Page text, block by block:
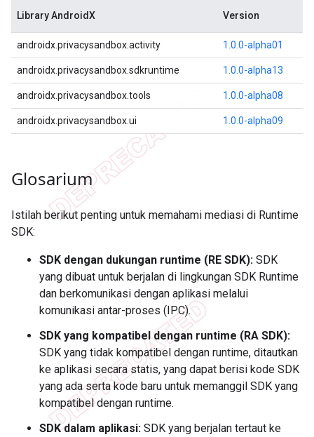
Library AndroidX Version
androidx.privacysandbox.activity 1.0.0-alpha01
androidx.privacysandbox.sdkruntime 1.0.0-alpha13
androidx.privacysandbox.tools 1.0.0-alpha08
androidx.privacysandbox.ui 1.0.0-alpha09
Glosarium
Istilah berikut penting untuk memahami mediasi di Runtime
SDK:
SDK dengan dukungan runtime (RE SDK): SDK
yang dibuat untuk berjalan di lingkungan SDK Runtime
dan berkomunikasi dengan aplikasi melalui
komunikasi antar-proses (IPC).
SDK yang kompatibel dengan runtime (RA SDK):
SDK yang tidak kompatibel dengan runtime, ditautkan
ke aplikasi secara statis, yang dapat berisi kode SDK
yang ada serta kode baru untuk memanggil SDK yang
kompatibel dengan runtime.
SDK dalam aplikasi: SDK yang berjalan tertaut ke